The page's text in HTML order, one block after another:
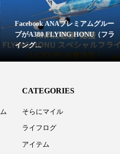
プレミアムグルー
HONU（フラ
Apple
CATEGORIES
そらにマイル
ライフログ
アイテム